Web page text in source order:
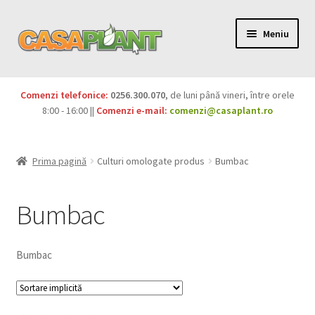
Meniu
Pesticide
Produse BIO
Igienă publică
Comenzi telefonice: 0256.300.070, de luni până vineri, între orele
8:00 - 16:00 || Comenzi e-mail: comenzi@casaplant.ro
Prima pagină Culturi omologate produs Bumbac
Bumbac
Bumbac